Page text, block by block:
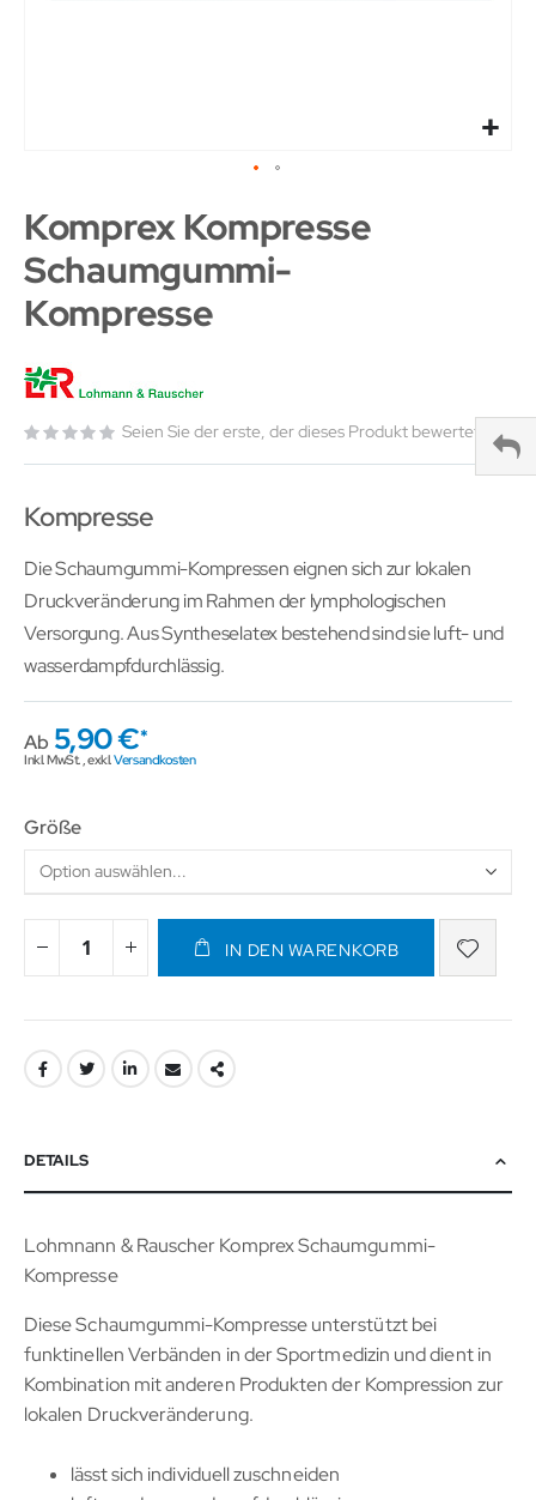
Komprex Kompresse
Schaumgummi-
Kompresse
Seien Sie der erste, der dieses Produkt bewertet
Kompresse
Die Schaumgummi-Kompressen eignen sich zur lokalen
Druckveränderung im Rahmen der lymphologischen
Versorgung. Aus Syntheselatex bestehend sind sie luft- und
wasserdampfdurchlässig.
Ab 5,90 €
Inkl. MwSt.,exkl.Versandkosten
Größe
IN DEN WARENKORB
DETAILS
Lohmnann & Rauscher Komprex Schaumgummi-
Kompresse
Diese Schaumgummi-Kompresse unterstützt bei
funktinellen Verbänden in der Sportmedizin und dient in
Kombination mit anderen Produkten der Kompression zur
lokalen Druckveränderung.
lässt sich individuell zuschneiden